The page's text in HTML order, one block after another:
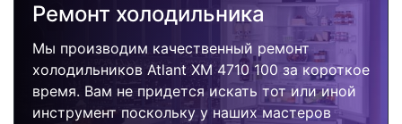
Ремонт холодильника
Мы производим качественный ремонт
холодильников Atlant XM 4710 100 за короткое
время. Вам не придется искать тот или иной
инструмент поскольку у наших мастеров